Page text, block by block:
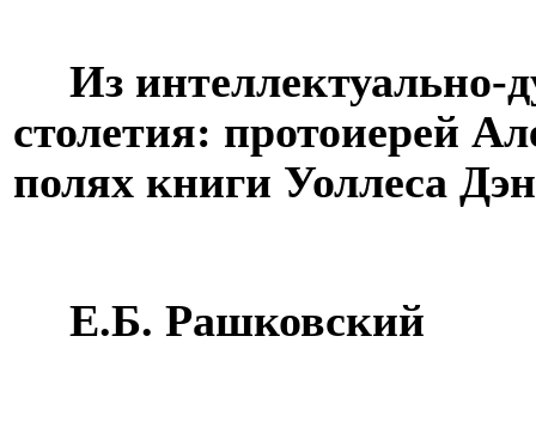
Из интеллектуально-
столетия: протоиерей
полях книги Уоллеса
Е.Б. Рашковский